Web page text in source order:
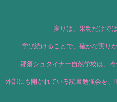
実りは、果物だけで
学び続けることで、確かな実り
那須シュタイナー自然学校は、今
外部にも開かれている読書勉強会を、